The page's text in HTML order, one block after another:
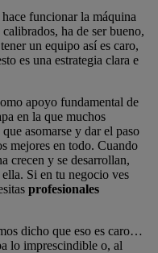
funcionar la máquina
ha de ser bueno,
un equipo así es caro,
es una estrategia clara e
apoyo fundamental de
en la que muchos
asomarse y dar el paso
mejores en todo. Cuando
crecen y se desarrollan,
Si en tu negocio ves
profesionales
dicho que eso es caro…
lo imprescindible o, al